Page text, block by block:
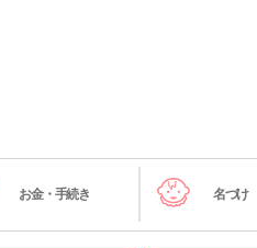
お金・手続き 名づけ